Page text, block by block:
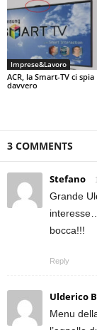
Imprese&Lavoro
ACR, la Smart-TV ci spia
davvero
3 COMMENTS
Stefano
Grande
bocca!!!
Reply
Ulderico
Menu